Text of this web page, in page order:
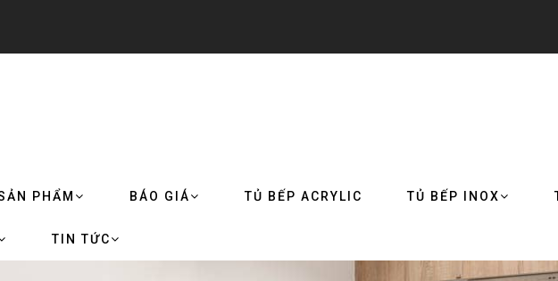
PHẨM BÁO GIÁ TỦ BẾP ACRYLIC TỦ BẾP INOX
TIN TỨC